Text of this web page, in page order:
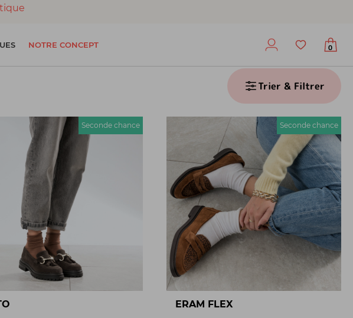
NOTRE CONCEPT 0
Trier & Filtrer
Seconde chance Seconde chance
ERAM FLEX